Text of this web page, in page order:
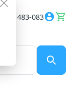
8182 483-083